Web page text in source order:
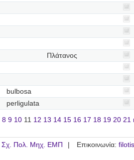
Πλάτανος
bulbosa
perligulata
8 9 10 11 12 13 14 15 16 17 18 19 20 21
Σχ. Πολ. Μηχ. ΕΜΠ Επικοινωνία: